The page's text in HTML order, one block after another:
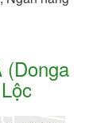
(Donga